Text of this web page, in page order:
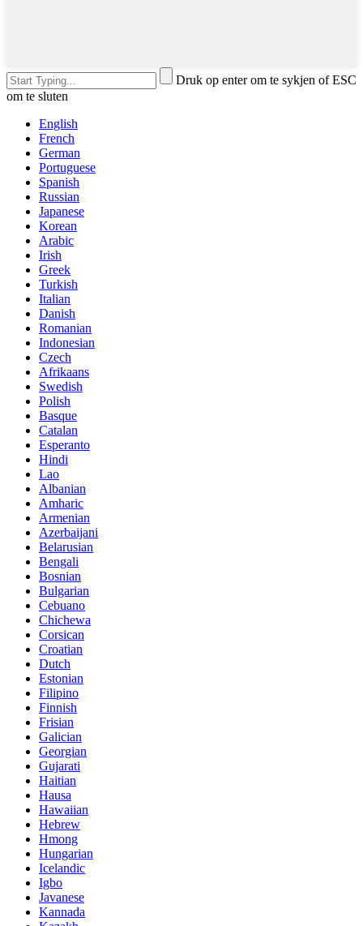
Druk op enter om te sykjen of ESC
om te sluten
English
French
German
Portuguese
Spanish
Russian
Japanese
Korean
Arabic
Irish
Greek
Turkish
Italian
Danish
Romanian
Indonesian
Czech
Afrikaans
Swedish
Polish
Basque
Catalan
Esperanto
Hindi
Lao
Albanian
Amharic
Armenian
Azerbaijani
Belarusian
Bengali
Bosnian
Bulgarian
Cebuano
Chichewa
Corsican
Croatian
Dutch
Estonian
Filipino
Finnish
Frisian
Galician
Georgian
Gujarati
Haitian
Hausa
Hawaiian
Hebrew
Hmong
Hungarian
Icelandic
Igbo
Javanese
Kannada